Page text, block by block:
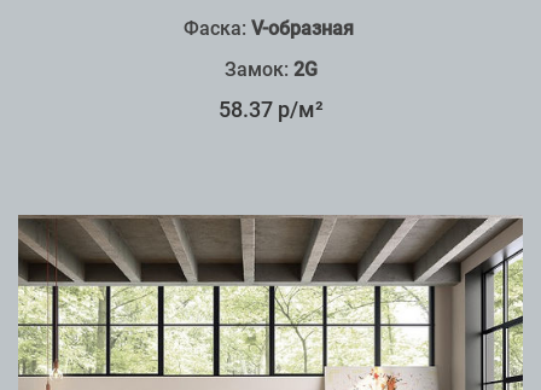
Фаска: V-образная
Замок: 2G
58.37 р/м²